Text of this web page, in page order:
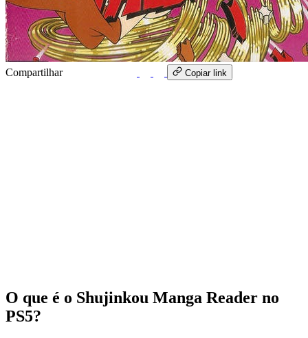
Compartilhar Copiar link
O que é o Shujinkou Manga Reader no
PS5?